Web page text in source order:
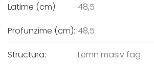
Latime (cm): 48,5
Profunzime (cm): 48,5
Structura: Lemn masiv fag